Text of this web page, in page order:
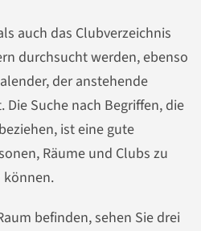
auch das Clubverzeichnis
durchsucht werden, ebenso
der anstehende
Suche nach Begriffen, die
ist eine gute
Räume und Clubs zu
können.
befinden, sehen Sie drei